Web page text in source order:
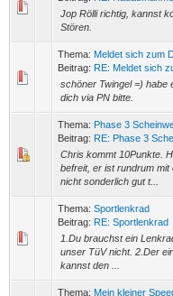
Jop Rölli richtig, kannst
Stören.
Thema: Meldet sich zum
Beitrag: RE: Meldet sich
schöner Twingel =) habe
dich via PN bitte.
Thema: Phase 3
Beitrag: RE: Phase 3
Chris kommt 10Punkte.
befreit, er ist rundrum
nicht sonderlich gut t...
Thema: Sportlenkrad
Beitrag: RE: Sportlenkrad
1.Du brauchst ein
unser TüV nicht. 2.Der
kannst den ...
Thema: Mein kleiner